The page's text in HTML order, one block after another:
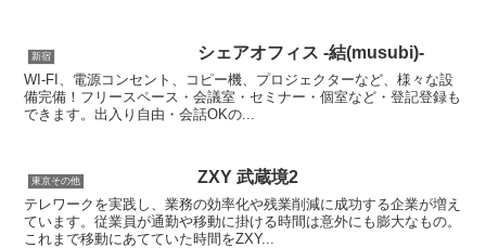
新宿 シェアオフィス -結(musubi)-
WI-FI、電源コンセント、コピー機、プロジェクターなど、様々な設
備完備！フリースペース・会議室・セミナー・個室など・登記登録も
できます。出入り自由・会話OKの...
東京その他 ZXY 武蔵境2
テレワークを実践し、業務の効率化や残業削減に成功する企業が増え
ています。従業員が通勤や移動に掛ける時間は意外にも膨大なもの。
これまで移動にあてていた時間をZXY...